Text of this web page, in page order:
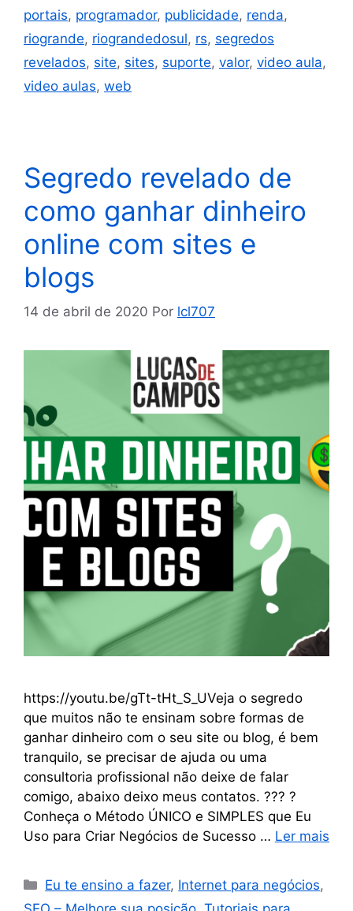
portais, programador, publicidade, renda,
riogrande, riograndedosul, rs, segredos
revelados, site, sites, suporte, valor, video aula,
video aulas, web
Segredo revelado de
como ganhar dinheiro
online com sites e
blogs
14 de abril de 2020 Por lcl707
https://youtu.be/gTt-tHt_S_UVeja o segredo
que muitos não te ensinam sobre formas de
ganhar dinheiro com o seu site ou blog, é bem
tranquilo, se precisar de ajuda ou uma
consultoria profissional não deixe de falar
comigo, abaixo deixo meus contatos. ??? ?
Conheça o Método ÚNICO e SIMPLES que Eu
Uso para Criar Negócios de Sucesso … Ler mais
Eu te ensino a fazer, Internet para negócios,